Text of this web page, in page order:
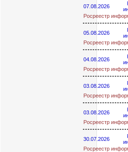
07.08.2026
Росреестр
05.08.2026
Росреестр
04.08.2026
Росреестр
03.08.2026
Росреестр
03.08.2026
Росреестр
30.07.2026
Росреестр